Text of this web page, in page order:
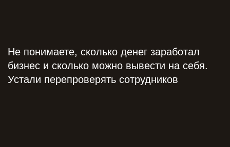
Не понимаете, сколько денег заработал
бизнес и сколько можно вывести на себя.
Устали перепроверять сотрудников